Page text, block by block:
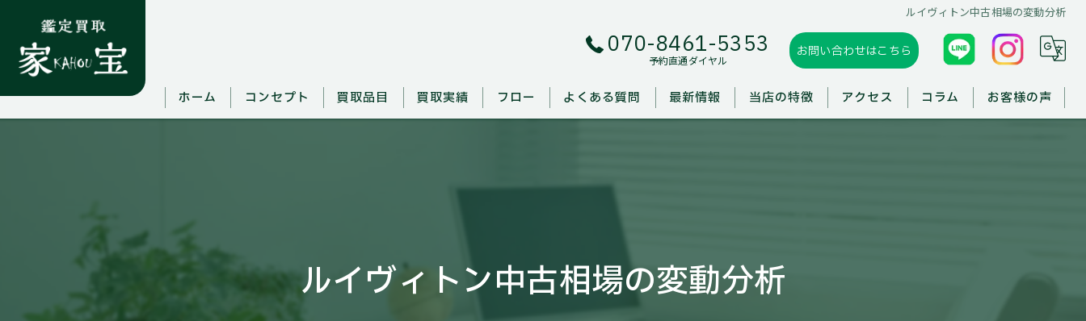
ルイヴィトン中古相場の変動分析
070-8461-5353
予約直通ダイヤル
お問い合わせはこちら
ホーム コンセプト 買取品目 買取実績 フロー よくある質問 最新情報 当店の特徴
出張買取
アクセス コラム お客様の声
ルイヴィトン中古相場の変動分析